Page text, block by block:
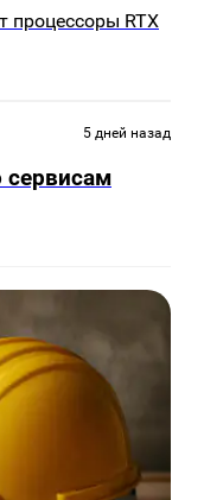
процессоры RTX
5 дней назад
сервисам